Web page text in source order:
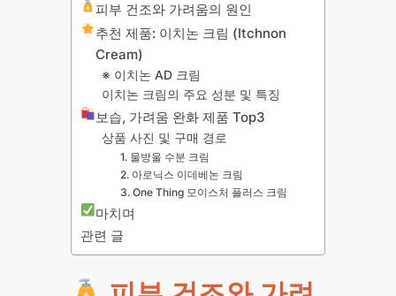
피부 건조와 가려움의 원인
추천 제품: 이치논 크림 (Itchnon
Cream)
※ 이치논 AD 크림
이치논 크림의 주요 성분 및 특징
보습, 가려움 완화 제품 Top3
상품 사진 및 구매 경로
1. 물방울 수분 크림
2. 아로닉스 이데베논 크림
3. One Thing 모이스처 플러스 크림
마치며
관련 글